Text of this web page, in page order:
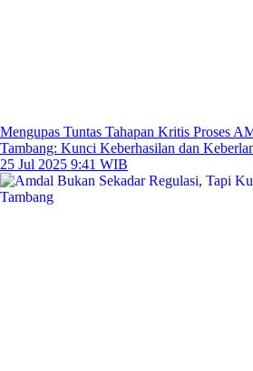
Mengupas Tuntas Tahapan Kritis Proses
Tambang: Kunci Keberhasilan dan
25 Jul 2025 9:41 WIB